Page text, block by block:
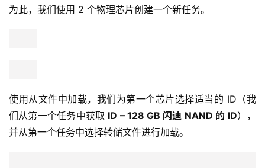
为此，我们使用 2 个物理芯片创建一个新任务。
使用从文件中加载，我们为第一个芯片选择适当的 ID（我
们从第一个任务中获取 ID – 128 GB 闪迪 NAND 的 ID），
并从第一个任务中选择转储文件进行加载。